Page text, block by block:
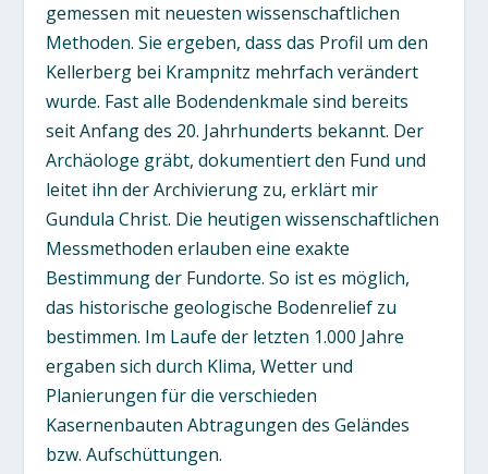
gemessen mit neuesten wissenschaftlichen
Methoden. Sie ergeben, dass das Profil um den
Kellerberg bei Krampnitz mehrfach verändert
wurde. Fast alle Bodendenkmale sind bereits
seit Anfang des 20. Jahrhunderts bekannt. Der
Archäologe gräbt, dokumentiert den Fund und
leitet ihn der Archivierung zu, erklärt mir
Gundula Christ. Die heutigen wissenschaftlichen
Messmethoden erlauben eine exakte
Bestimmung der Fundorte. So ist es möglich,
das historische geologische Bodenrelief zu
bestimmen. Im Laufe der letzten 1.000 Jahre
ergaben sich durch Klima, Wetter und
Planierungen für die verschieden
Kasernenbauten Abtragungen des Geländes
bzw. Aufschüttungen.